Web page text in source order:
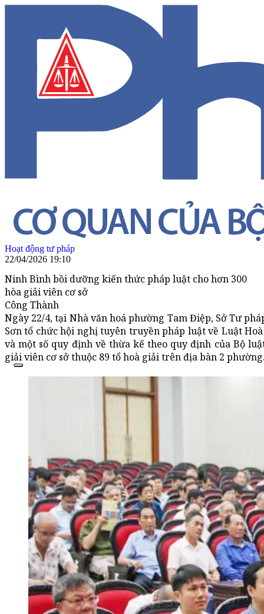
Hoạt động tư pháp
22/04/2026 19:10
Ninh Bình bồi dưỡng kiến thức pháp luật cho hơn 300
hòa giải viên cơ sở
Công Thành
Ngày 22/4, tại Nhà văn hoá phường Tam Điệp, Sở Tư
Sơn tổ chức hội nghị tuyên truyền pháp luật về Luật
và một số quy định về thừa kế theo quy định của Bộ
giải viên cơ sở thuộc 89 tổ hoà giải trên địa bàn 2